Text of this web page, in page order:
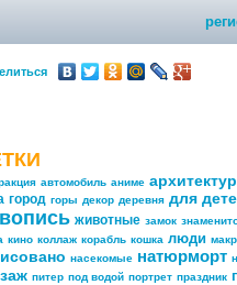
автомобиль аниме
город горы декор деревня для
животные замок
кино коллаж корабль кошка люди
насекомые натюрморт
питер под водой портрет праздник